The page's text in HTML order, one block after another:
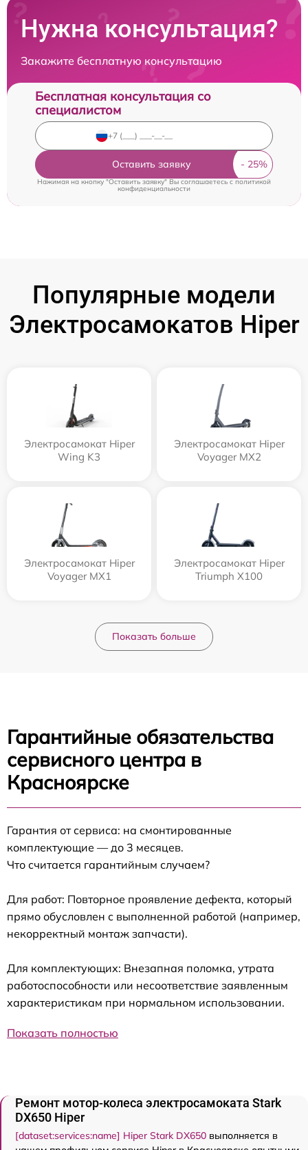
Нужна консультация?
Закажите бесплатную консультацию
Бесплатная консультация со
специалистом
Оставить заявку
Нажимая на кнопку "Оставить заявку" Вы соглашаетесь cполитикой
конфиденциальности
Популярные модели
Электросамокатов Hiper
Электросамокат Hiper
Wing K3
Электросамокат Hiper
Voyager MX2
Электросамокат Hiper
Voyager MX1
Электросамокат Hiper
Triumph X100
Показать больше
Гарантийные обязательства
сервисного центра в
Красноярске
Гарантия от сервиса: на смонтированные
комплектующие — до 3 месяцев.
Что считается гарантийным случаем?
Для работ: Повторное проявление дефекта, который
прямо обусловлен с выполненной работой (например,
некорректный монтаж запчасти).
Для комплектующих: Внезапная поломка, утрата
работоспособности или несоответствие заявленным
характеристикам при нормальном использовании.
Показать полностью
Ремонт мотор-колеса электросамоката Stark
DX650 Hiper
[dataset:services:name] Hiper Stark DX650 выполняется в